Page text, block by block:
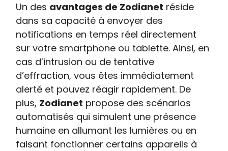
Un des avantages de Zodianet réside
dans sa capacité à envoyer des
notifications en temps réel directement
sur votre smartphone ou tablette. Ainsi, en
cas d’intrusion ou de tentative
d’effraction, vous êtes immédiatement
alerté et pouvez réagir rapidement. De
plus, Zodianet propose des scénarios
automatisés qui simulent une présence
humaine en allumant les lumières ou en
faisant fonctionner certains appareils à